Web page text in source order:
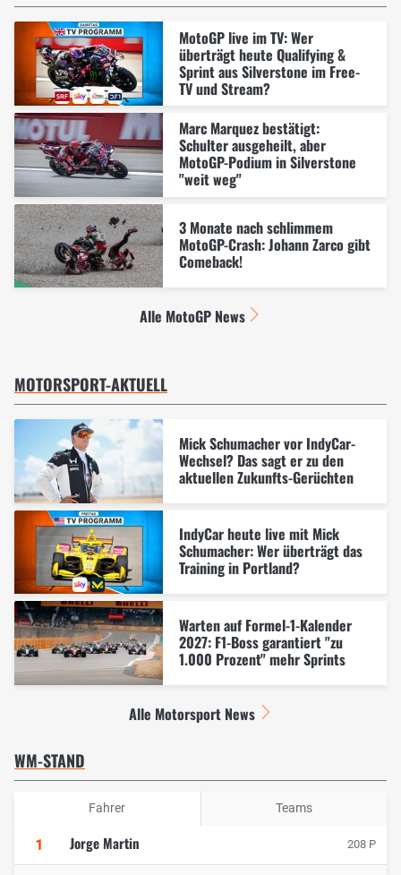
MotoGP live im TV: Wer
überträgt heute Qualifying &
Sprint aus Silverstone im Free-
TV und Stream?
Marc Marquez bestätigt:
Schulter ausgeheilt, aber
MotoGP-Podium in Silverstone
"weit weg"
3 Monate nach schlimmem
MotoGP-Crash: Johann Zarco gibt
Comeback!
Alle MotoGP News
MOTORSPORT-AKTUELL
Mick Schumacher vor IndyCar-
Wechsel? Das sagt er zu den
aktuellen Zukunfts-Gerüchten
IndyCar heute live mit Mick
Schumacher: Wer überträgt das
Training in Portland?
Warten auf Formel-1-Kalender
2027: F1-Boss garantiert "zu
1.000 Prozent" mehr Sprints
Alle Motorsport News
WM-STAND
Fahrer Teams
1 Jorge Martin 208 P